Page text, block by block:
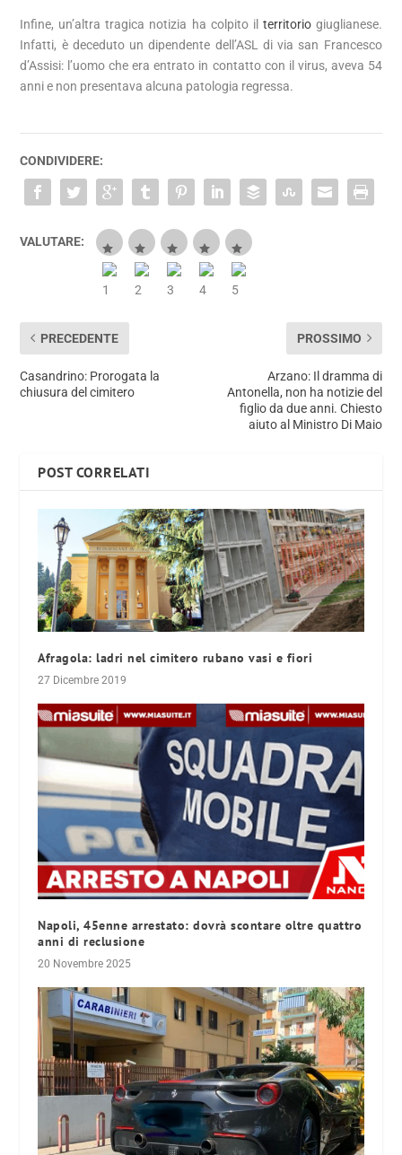
Infine, un’altra tragica notizia ha colpito il territoriogiuglianese.
Infatti, è deceduto un dipendente dell’ASL di via san Francesco
d’Assisi: l’uomo che era entrato in contatto con il virus, aveva 54
anni e non presentava alcuna patologia regressa.
CONDIVIDERE:
VALUTARE:
PRECEDENTE
Casandrino: Prorogata la
chiusura del cimitero
PROSSIMO
Arzano: Il dramma di
Antonella, non ha notizie del
figlio da due anni. Chiesto
aiuto al Ministro Di Maio
POST CORRELATI
Afragola: ladri nel cimitero rubano vasi e fiori
27 Dicembre 2019
Napoli, 45enne arrestato: dovrà scontare oltre quattro
anni di reclusione
20 Novembre 2025